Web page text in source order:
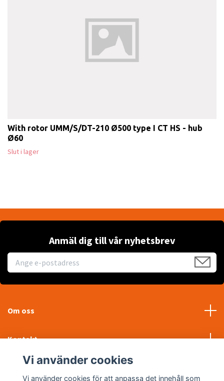
With rotor UMM/S/DT-210 Ø500 type I CT HS - hub
Ø60
Slut i lager
Anmäl dig till vår nyhetsbrev
Om oss
Kontakt
Läs mer
Vi använder cookies
Vi använder cookies för att anpassa det innehåll som